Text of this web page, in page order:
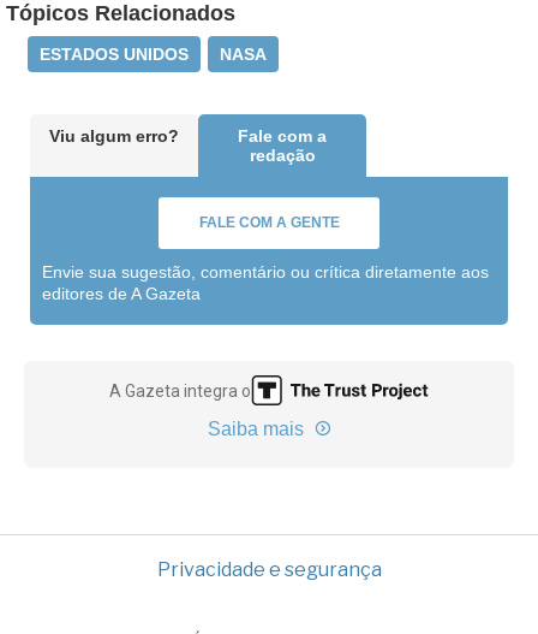
Tópicos Relacionados
ESTADOS UNIDOS NASA
Viu algum erro?
Fale com a
redação
FALE COM A GENTE
Envie sua sugestão, comentário ou crítica diretamente aos
editores de A Gazeta
A Gazeta integra o
Saiba mais
Privacidade e segurança